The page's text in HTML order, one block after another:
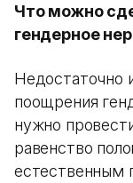
Что можно
гендерное
Недостаточно
поощрения
нужно
равенство
естественным